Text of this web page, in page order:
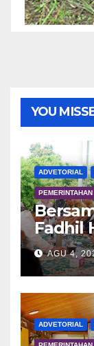
YOU
ADVETORIAL
PEMERINTAHAN
Fadhil
AGU 4,
ADVETORIAL